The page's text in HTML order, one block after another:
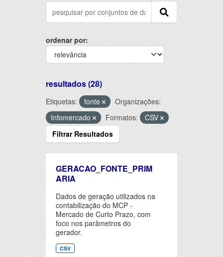
ordenar por
resultados (28)
Etiquetas: fonte
Organizações:
Infomercado
Formatos:
CSV
Filtrar Resultados
GERACAO_FONTE_PRIM
ARIA
Dados de geração utilizados na
contabilização do MCP -
Mercado de Curto Prazo, com
foco nos parâmetros do
gerador.
CSV